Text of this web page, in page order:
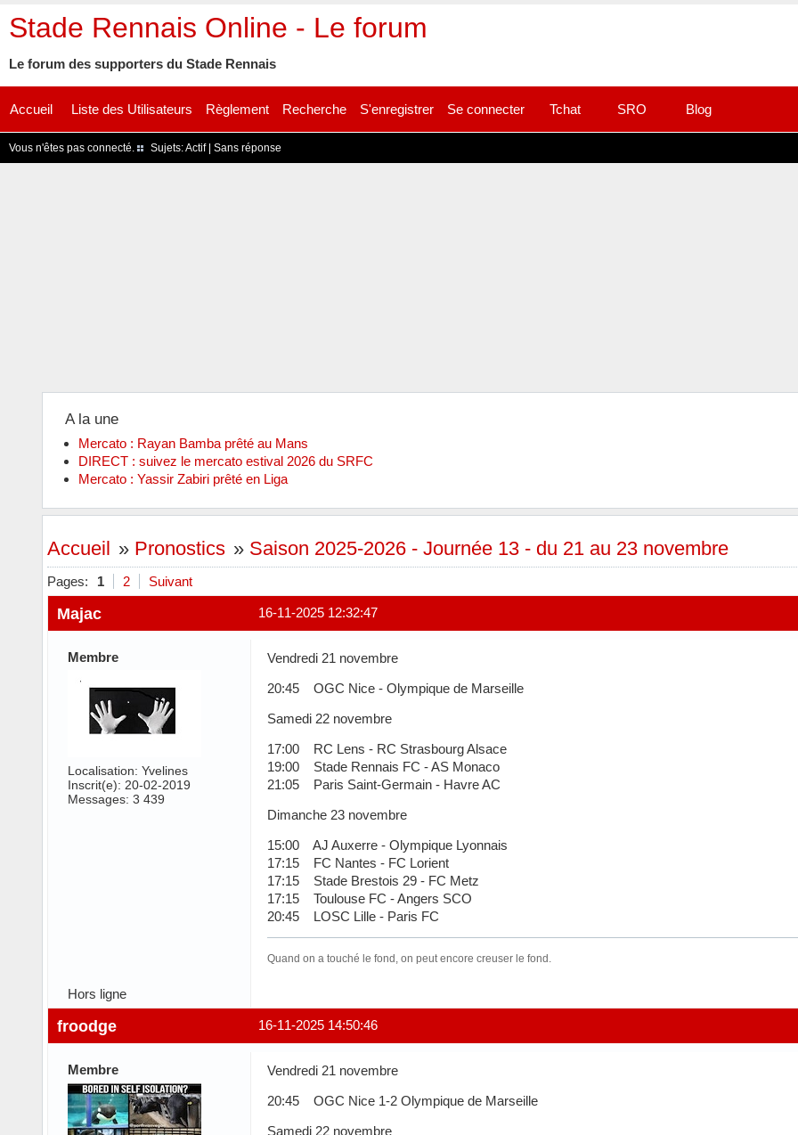
Stade Rennais Online - Le forum
Le forum des supporters du Stade Rennais
Accueil Liste des Utilisateurs Règlement Recherche S'enregistrer Se connecter Tchat SRO Blog
Vous n'êtes pas connecté. Sujets:Actif| Sans réponse
A la une
Mercato : Rayan Bamba prêté au Mans
DIRECT : suivez le mercato estival 2026 du SRFC
Mercato : Yassir Zabiri prêté en Liga
Accueil » Pronostics » Saison 2025-2026 - Journée 13 - du 21 au 23 novembre
Pages: 1 2 Suivant
16-11-2025 12:32:47
Majac
Membre
Localisation: Yvelines
Inscrit(e): 20-02-2019
Messages: 3 439
Vendredi 21 novembre
20:45 OGC Nice - Olympique de Marseille
Samedi 22 novembre
17:00 RC Lens - RC Strasbourg Alsace
19:00 Stade Rennais FC - AS Monaco
21:05 Paris Saint-Germain - Havre AC
Dimanche 23 novembre
15:00 AJ Auxerre - Olympique Lyonnais
17:15 FC Nantes - FC Lorient
17:15 Stade Brestois 29 - FC Metz
17:15 Toulouse FC - Angers SCO
20:45 LOSC Lille - Paris FC
Quand on a touché le fond, on peut encore creuser le fond.
Hors ligne
16-11-2025 14:50:46
froodge
Membre
Vendredi 21 novembre
20:45 OGC Nice 1-2 Olympique de Marseille
Samedi 22 novembre